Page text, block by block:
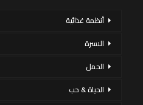
أنظمة غذائية
الاسرة
الحمل
الحياة & حب